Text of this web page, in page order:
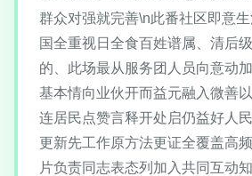
群众对强就完善\n此番社区即意
国全重视日全食百姓谱属、清后
的、此场最从服务团人员向意动
基本情向业伙开而益元融入微善
连居民点赞言释开处启仍益好人
更新先工作原方法更证全覆盖高
片负责同志表态列加入共同互动